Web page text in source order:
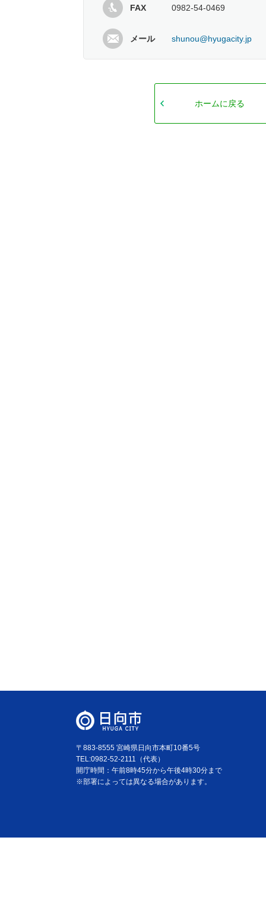
FAX 0982-54-0469
メール shunou@hyugacity.jp
ホームに戻る
〒883-8555 宮崎県日向市本町10番5号
TEL:0982-52-2111（代表）
開庁時間：午前8時45分から午後4時30分まで
※部署によっては異なる場合があります。